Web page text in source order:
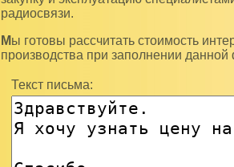
радиосвязи.
Мы готовы рассчитать стоимость интересующих вас изделий по последним ценам нашего
производства при заполнении
Текст письма: